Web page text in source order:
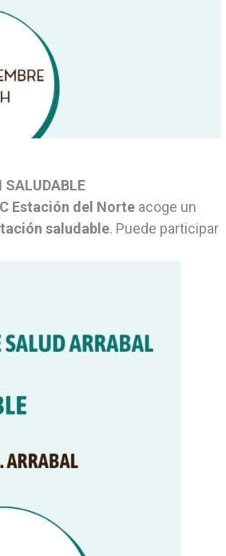
SALUDABLE
Estación del Norte acoge un
saludable. Puede participar